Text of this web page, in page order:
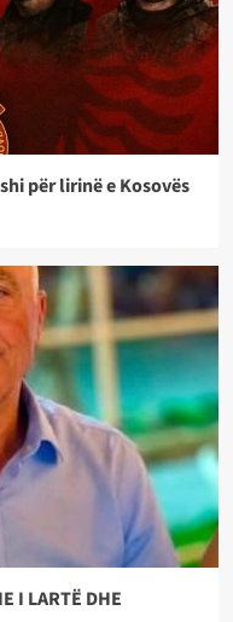
për lirinë e Kosovës
I LARTË DHE